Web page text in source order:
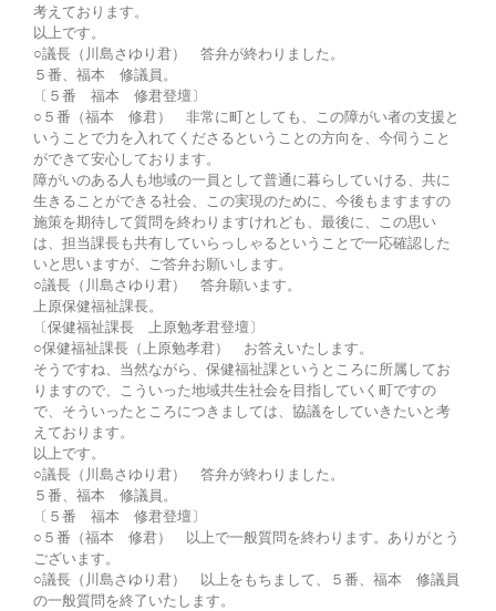
考えております。
以上です。
○議長（川島さゆり君） 答弁が終わりました。
５番、福本 修議員。
〔５番 福本 修君登壇〕
○５番（福本 修君） 非常に町としても、この障がい者の支援と
いうことで力を入れてくださるということの方向を、今伺うこと
ができて安心しております。
障がいのある人も地域の一員として普通に暮らしていける、共に
生きることができる社会、この実現のために、今後もますますの
施策を期待して質問を終わりますけれども、最後に、この思い
は、担当課長も共有していらっしゃるということで一応確認した
いと思いますが、ご答弁お願いします。
○議長（川島さゆり君） 答弁願います。
上原保健福祉課長。
〔保健福祉課長 上原勉孝君登壇〕
○保健福祉課長（上原勉孝君） お答えいたします。
そうですね、当然ながら、保健福祉課というところに所属してお
りますので、こういった地域共生社会を目指していく町ですの
で、そういったところにつきましては、協議をしていきたいと考
えております。
以上です。
○議長（川島さゆり君） 答弁が終わりました。
５番、福本 修議員。
〔５番 福本 修君登壇〕
○５番（福本 修君） 以上で一般質問を終わります。ありがとう
ございます。
○議長（川島さゆり君） 以上をもちまして、５番、福本 修議員
の一般質問を終了いたします。